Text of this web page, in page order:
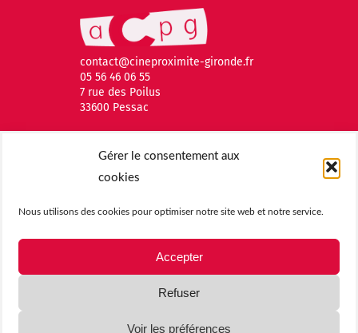
Gérer le consentement aux
cookies
Nous utilisons des cookies pour optimiser notre site web et notre service.
Accepter
Refuser
Voir les préférences
contact@cineproximite-gironde.fr
05 56 46 06 55
7 rue des Poilus
33600 Pessac